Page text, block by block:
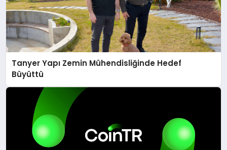
Tanyer Yapı Zemin Mühendisliğinde Hedef
Büyüttü